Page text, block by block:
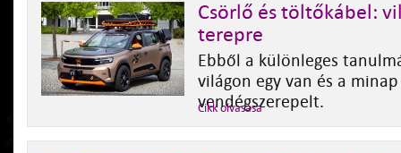
Csörlő és töltőkábel:
terepre
Ebből a különleges
világon egy van és a
vendégszerepelt.
Cikk olvasása